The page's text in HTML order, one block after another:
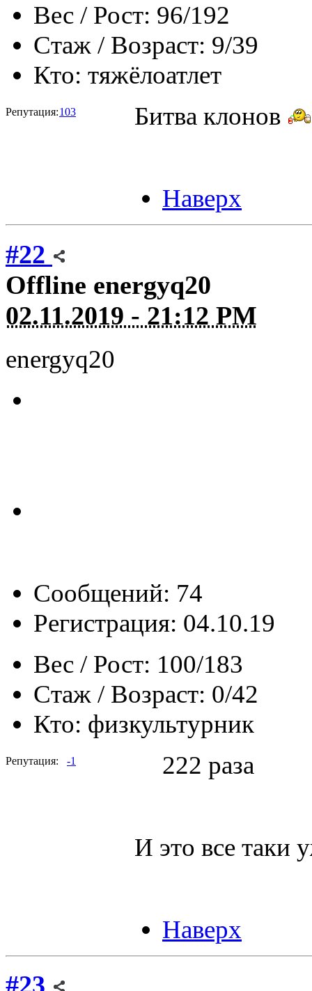
Вес / Рост: 96/192
Стаж / Возраст: 9/39
Кто: тяжёлоатлет
Репутация:103 Битва клонов
Наверх
#22
Offline energyq20
02.11.2019 - 21:12 PM
energyq20
Сообщений: 74
Регистрация: 04.10.19
Вес / Рост: 100/183
Стаж / Возраст: 0/42
Кто: физкультурник
Репутация: -1 222 раза
И это все таки
Наверх
#23